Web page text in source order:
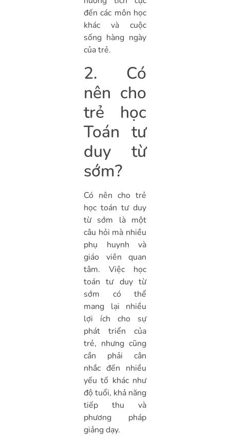
đến các môn học
khác và cuộc
sống hàng ngày
của trẻ.
2. Có
nên cho
trẻ học
Toán tư
duy từ
sớm?
Có nên cho trẻ
học toán tư duy
từ sớm là một
câu hỏi mà nhiều
phụ huynh và
giáo viên quan
tâm. Việc học
toán tư duy từ
sớm có thể
mang lại nhiều
lợi ích cho sự
phát triển của
trẻ, nhưng cũng
cần phải cân
nhắc đến nhiều
yếu tố khác như
độ tuổi, khả năng
tiếp thu và
phương pháp
giảng dạy.